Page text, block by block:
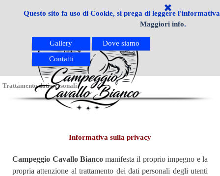
Questo sito fa uso di Cookie, si prega di leggere
Maggiori info.
Salta menù
Home Page Servizi
▼
Gallery
Dove siamo
Contatti
Trattamento dati personali
Informativa sulla privacy
Campeggio Cavallo Bianco manifesta il proprio impegno e la
propria attenzione al trattamento dei dati personali degli utenti